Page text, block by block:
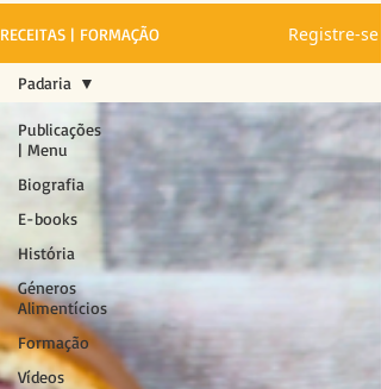
RECEITAS | FORMAÇÃO Registre-se
Publicações
| Menu
Biografia
E-books
História
Géneros
Alimentícios
Formação
Vídeos
Padaria